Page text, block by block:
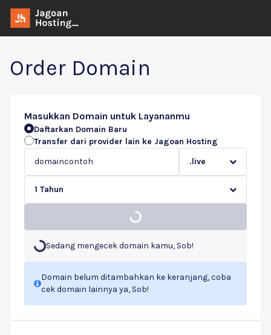
Order Domain
Masukkan Domain untuk Layananmu
Daftarkan Domain Baru
Transfer dari provider lain ke Jagoan Hosting
.live
1 Tahun
Sedang mengecek domain kamu, Sob!
Domain belum ditambahkan ke keranjang, coba
cek domain lainnya ya, Sob!